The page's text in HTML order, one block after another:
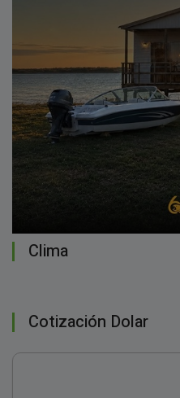
Clima
Cotización Dolar